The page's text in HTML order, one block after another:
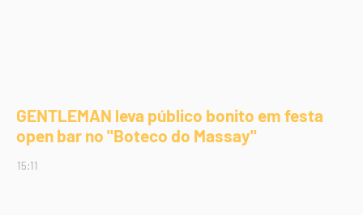
GENTLEMAN leva público bonito em festa
open bar no "Boteco do Massay"
15:11